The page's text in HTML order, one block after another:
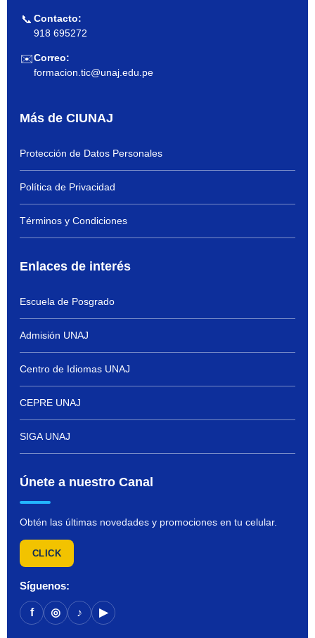
📞 Contacto:
918 695272
✉️Correo:
formacion.tic@unaj.edu.pe
Más de CIUNAJ
Protección de Datos Personales
Política de Privacidad
Términos y Condiciones
Enlaces de interés
Escuela de Posgrado
Admisión UNAJ
Centro de Idiomas UNAJ
CEPRE UNAJ
SIGA UNAJ
Únete a nuestro Canal
Obtén las últimas novedades y promociones en tu celular.
CLICK
Síguenos:
f ◎ ♪ ▶